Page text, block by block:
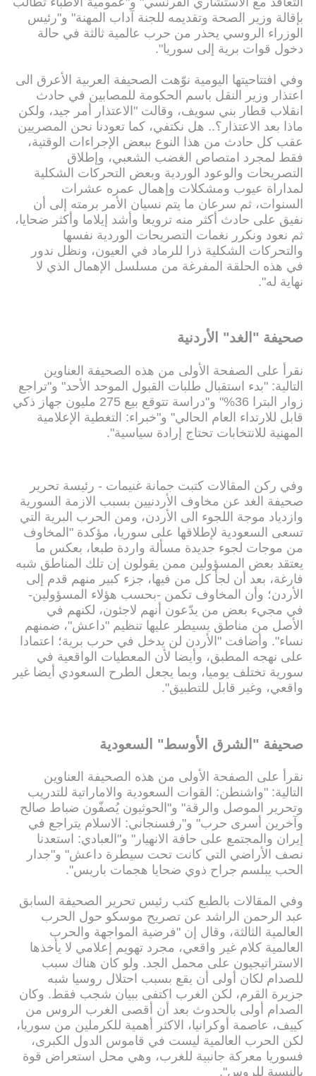
بإقالة وزير الصحة وتقديمه للجنة آداب المهنة" و"رئيس
الوزراء الروسي يحذر من حرب عالمية ثالثة في حالة
دخول قوات برية إلى سوريا".
وفي افتتاحيتها اليومية نوّهت الصحيفة العربية الأعرق الى
اعتذار وزير النقل باسم الحكومة للمصابين في حادث
انقلاب قطار بني سويف، وقالت "الاعتذار أمر جيد، ولكن
ماذا بعد الاعتذار؟.. هل نكتفي، كما تعودنا نحن المصريين
عقب كل حادث من هذا النوع ببعض الإجراءات الوقتية،
فقط لمجرد امتصاص الغضب الشعبي، وإطلاق
التصريحات والوعود الوردية وبعض التحركات الشكلية
لمداراة عيوب ومشكلات وإهمال عمره عشرات
السنوات، ثم سرعان ما يتم نسيان الأمر برمته إلى أن
نفيق على حادث أكثر منه ترويعا وأشد إيلاما وأكثر ضحايا،
ثم نعود ونكرر نغمات التصريحات الوردية نفسها
والتحركات الشكلية ذرا للرماد في العيون، ونظل ندور
في هذه الحلقة المفرغة من مسلسل الإهمال الذي لا
نهاية له".
صحيفة "الغد" الأردنية
نقرأ على الصفحة الأولى من هذه الصحيفة العناوين
التالية: "بدء استقبال طلبات القبول الموحد الأحد" و"تراجع
زوار البترا 36%" و"دراسة تتوقع بيع 275 مليون جهاز ذكي
قابل للارتداء العام الحالي" و"خبراء: التغطية الإعلامية
المهنية للانتخابات تحتاج إرادة سياسية".
وفي ركن المقالات كتبت جمانة غنيمات - رئيسة تحرير
صحيفة الغد عن مخاوف الأردنيين بسبب الازمة السورية
وازدياد موجة اللجوء الى الأردن، ومن الحرب البرية التي
تسعى السعودية لإطلاقها على سوريا، مؤكدة "المخاوف
من موجات لجوء جديدة مسألة واردة طبعا، بعكس ما
يعتقد بعض المسؤولين ممن يقولون إن تلك المناطق شبه
فارغة، بعد أن لجأ كل من فيها، جزء كبير منهم قدم إلى
الأردن؛ وأن المخاوف تكمن -بحسب هؤلاء المسؤولين-
في مجيء بعض من يدّعون أنهم لاجئون، لكنهم في
الأصل من مناطق يسيطر عليها تنظيم "داعش"، ضمنهم
نساء". وأضافت "الأردن لن يدخل في حرب برية؛ اعتمادا
على نهجه المطبق، وأيضا لأن المعطيات الواقعية في
سورية تختلف يوميا، وبما يجعل الطرح السعودي أيضا غير
واقعي، وغير قابل للتطبيق".
صحيفة "الشرق الأوسط" السعودية
نقرأ على الصفحة الأولى من هذه الصحيفة العناوين
التالية: "واشنطن: القوات السعودية والاماراتية للتدريب
وتحرير الموصل والرقة" و"الحوثيون يُصفّون ضباط صالح
وآخرين أسرى حرب" و"رفسنجاني: الاسلام يتراجع في
إيران والمجتمع على حافة الانهيار" و"العبادي: استعدنا
نصف الأراضي التي كانت تحت سيطرة داعش" و"جدار
الحب يبلسم جراح ذوي ضحايا هجمات باريس".
وفي المقالات بالطبع كتب رئيس تحرير الصحيفة السابق
عبد الرحمن الراشد عن تصريح موسكو حول الحرب
العالمية الثالثة، وقال إن "فرضية المواجهة والحرب
العالمية كلام غير واقعي، مجرد تهويم إعلامي لا يأخذها
الاستراتيجيون على محمل الجد. ولو كان هناك سبب
للصدام لكان أولى أن يقع بسبب احتلال روسيا شبه
جزيرة القرم، لكن الغرب اكتفى ببيان شجب فقط. وكان
الصدام أولى بالحدوث بعد أن أقصى الغرب الروس من
كييف، عاصمة أوكرانيا، الاكثر أهمية للكرملين من سوريا،
لكن الحرب العالمية ليست في قاموس الدول الكبرى،
فسوريا معركة جانبية للغرب، وهي محل استعراض قوة
بالنسبة للروس".